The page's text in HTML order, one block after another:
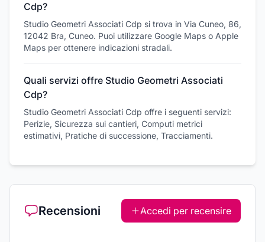
Cdp?
Studio Geometri Associati Cdp si trova in Via Cuneo, 86,
12042 Bra, Cuneo. Puoi utilizzare Google Maps o Apple
Maps per ottenere indicazioni stradali.
Quali servizi offre Studio Geometri Associati
Cdp?
Studio Geometri Associati Cdp offre i seguenti servizi:
Perizie, Sicurezza sui cantieri, Computi metrici
estimativi, Pratiche di successione, Tracciamenti.
Recensioni Accedi per recensire